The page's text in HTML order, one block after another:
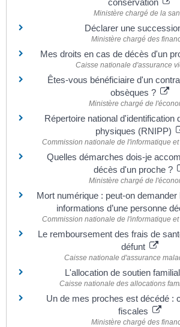
conservation
Ministère chargé de la
Déclarer une
Ministère chargé des
Mes droits en cas de décès d'un
Caisse nationale d'assurance
Êtes-vous bénéficiaire d'un
obsèques ?
Ministère chargé de
Répertoire national d'identification
physiques (RNIPP)
Commission nationale de l'informatique
Quelles démarches dois-je
décès d'un proche ?
Ministère chargé de
Mort numérique : peut-on demander
informations d’une personne
Commission nationale de l'informatique
Le remboursement des frais de
défunt
Caisse nationale d'assurance
L'allocation de soutien
Caisse nationale des allocations
Un de mes proches est décédé :
fiscales
Ministère chargé des